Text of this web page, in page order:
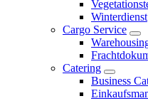
Winterdienst
Cargo Service
Catering
Business